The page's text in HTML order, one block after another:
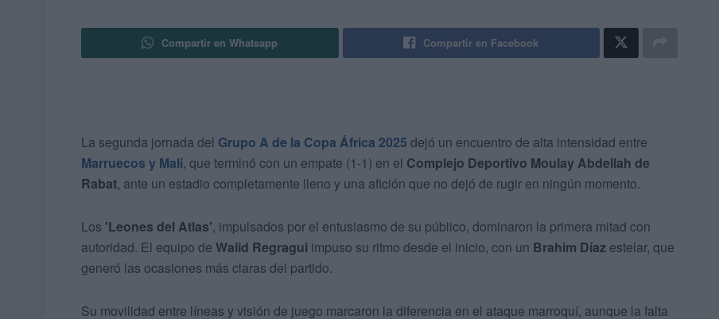
Compartir en Whatsapp Compartir en Facebook
La segunda jornada del Grupo A de la Copa África 2025 dejó un encuentro de alta intensidad entre
Marruecos y Malí, que terminó con un empate (1-1) en el Complejo Deportivo Moulay Abdellah de
Rabat, ante un estadio completamente lleno y una afición que no dejó de rugir en ningún momento.
Los 'Leones del Atlas', impulsados por el entusiasmo de su público, dominaron la primera mitad con
autoridad. El equipo de Walid Regragui impuso su ritmo desde el inicio, con un Brahim Díaz estelar, que
generó las ocasiones más claras del partido.
Su movilidad entre líneas y visión de juego marcaron la diferencia en el ataque marroquí, aunque la falta